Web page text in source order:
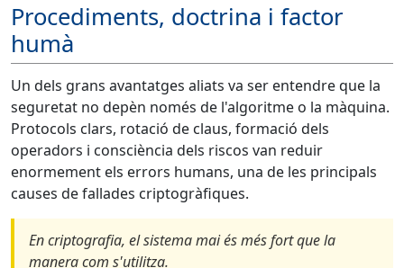
Procediments, doctrina i factor
humà
Un dels grans avantatges aliats va ser entendre que la
seguretat no depèn només de l'algoritme o la màquina.
Protocols clars, rotació de claus, formació dels
operadors i consciència dels riscos van reduir
enormement els errors humans, una de les principals
causes de fallades criptogràfiques.
En criptografia, el sistema mai és més fort que la
manera com s'utilitza.